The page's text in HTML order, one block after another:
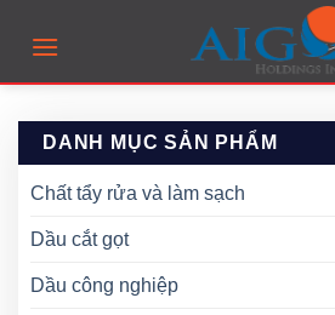
DANH MỤC SẢN PHẨM
Chất tẩy rửa và làm sạch
Dầu cắt gọt
Dầu công nghiệp